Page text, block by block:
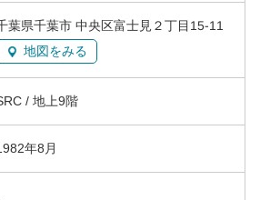
葉県千葉市 中央区富士見２丁目15-11
地図をみる
/ 地上9階
年8月